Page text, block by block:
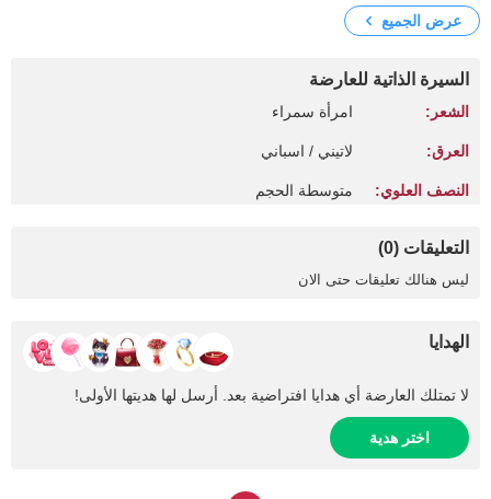
عرض الجميع
السيرة الذاتية للعارضة
الشعر: امرأة سمراء
العرق: لاتيني / اسباني
النصف العلوي: متوسطة الحجم
التعليقات (0)
ليس هنالك تعليقات حتى الان
الهدايا
لا تمتلك العارضة أي هدايا افتراضية بعد. أرسل لها هديتها الأولى!
اختر هدية